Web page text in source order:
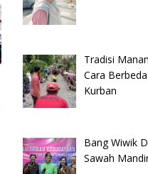
Tradisi
Cara
Kurban
Bang Wiwik
Sawah